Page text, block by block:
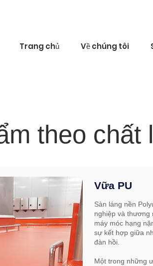
Trang chủ Về chúng tôi
theo chất
Vữa PU
Sàn láng nền
nghiệp và thương
máy móc hạng
sự kết hợp giữa
đàn hồi.
Một trong những